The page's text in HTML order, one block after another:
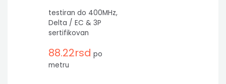
testiran do 400MHz,
Delta / EC & 3P
sertifikovan
88.22rsd po
metru